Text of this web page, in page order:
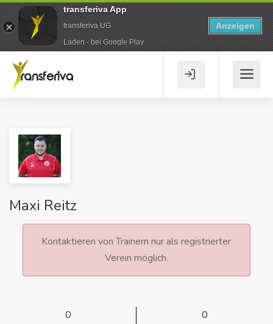
Maxi Reitz
Kontaktieren von Trainern nur als registrierter
Verein möglich.
0
0
transferiva App
transferiva UG
Laden - bei Google Play
Anzeigen